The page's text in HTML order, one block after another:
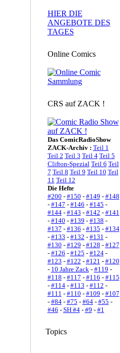
HIER DIE
ANGEBOTE DES
TAGES
Online Comics
CRS auf ZACK !
Das ComicRadioShow
ZACK-Archiv : Teil 1
Teil 2 Teil 3 Teil 4 Teil 5
Clifton-Spezial Teil 6 Teil
7 Teil 8 Teil 9 Teil 10 Teil
11 Teil 12
Die Hefte
#200 - #150 - #149 - #148
- #147 - #146 - #145 -
#144- #143 - #142 - #141
- #140 - #139 - #138 -
#137 - #136 - #135 - #134
- #133 - #132 - #131 -
#130 - #129 - #128 - #127
- #126 - #125 - #124-
#123 - #122 - #121 - #120
- 10 Jahre Zack- #119 -
#118 - #117 - #116 - #115
- #114- #113 - #112 -
#111 - #110 - #109 - #107
- #84- #75 - #64- #55 -
#46 - SH #4- #9 - #1
Topics